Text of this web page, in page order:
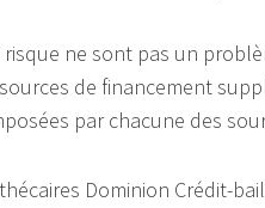
risque ne sont pas un
de financement
par chacune des
Dominion Crédit-